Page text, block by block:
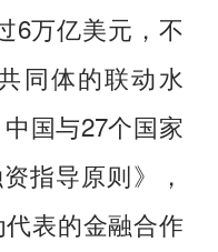
6万亿美元，不
同体的联动水
国与27个国家
指导原则》，
表的金融合作